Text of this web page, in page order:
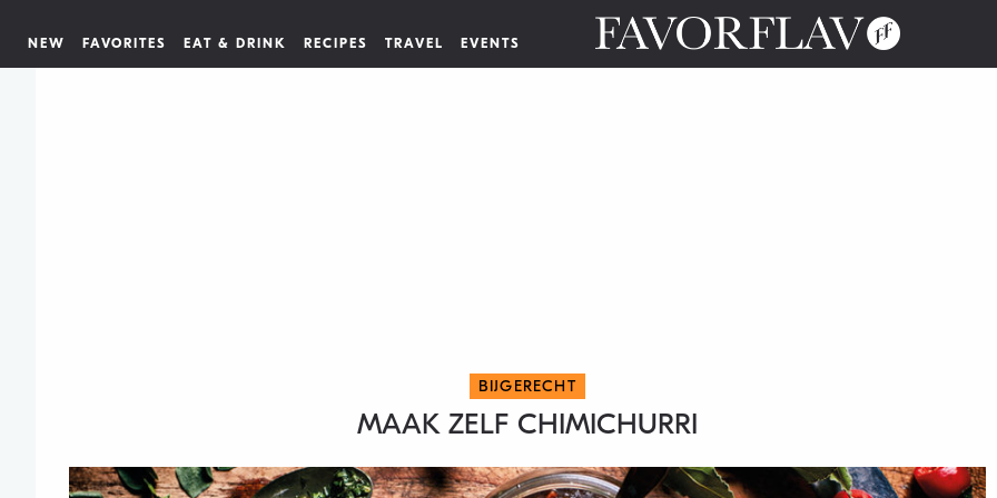
NEW FAVORITES EAT & DRINK RECIPES TRAVEL EVENTS
BIJGERECHT
MAAK ZELF CHIMICHURRI